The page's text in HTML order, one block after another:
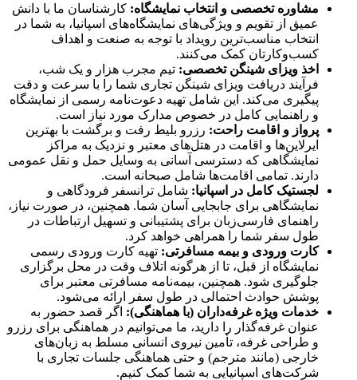
مشاوره تخصصی و انتخاب نمایشگاه: کارشناسان ما با دانش
عمیق از تقویم و ویژگی‌های نمایشگاه‌های اسپانیا، به شما در
انتخاب مناسب‌ترین رویداد با توجه به صنعت و اهداف
کسب‌وکارتان کمک می‌کنند.
اخذ ویزای شینگن تخصصی: تیم مجرب هزار و یک شب،
فرآیند دریافت ویزای شینگن تجاری شما را با سرعت و دقت
پیگیری می‌کند. این شامل تهیه دعوت‌نامه رسمی از نمایشگاه
و راهنمایی کامل در خصوص مدارک مورد نیاز است.
پرواز و اقامت راحت: رزرو بلیط رفت و برگشت با بهترین
ایرلاین‌ها و اقامت در هتل‌های معتبر و نزدیک به مراکز
نمایشگاهی که دسترسی آسانی به وسایل حمل و نقل عمومی
دارند. تمامی اقامت‌ها شامل صبحانه است.
لجستیک کامل در اسپانیا: شامل ترانسفر فرودگاهی و
نمایشگاهی برای جابجایی آسان شما. همچنین، در صورت نیاز،
راهنمای فارسی‌زبان برای پشتیبانی و تسهیل ارتباطات در
طول سفر شما را همراهی خواهد کرد.
کارت ورودی و بیمه مسافرتی: تهیه کارت ورودی رسمی
نمایشگاه از قبل، تا از هرگونه اتلاف وقت در محل برگزاری
جلوگیری شود. همچنین، بیمه‌نامه مسافرتی معتبر برای
پوشش حوادث احتمالی در طول سفر ارائه می‌شود.
خدمات ویژه غرفه‌داران (با هماهنگی): اگر قصد حضور به
عنوان غرفه‌گذار را دارید، ما می‌توانیم در هماهنگی برای رزرو
و طراحی غرفه، تأمین نیروی انسانی مسلط به زبان‌های
خارجی (مانند مترجم) و حتی هماهنگی جلسات تجاری با
شرکت‌های اسپانیایی به شما کمک کنیم.